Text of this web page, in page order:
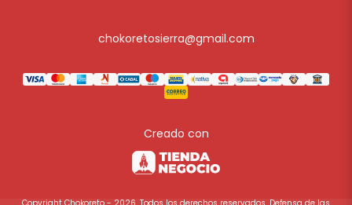
chokoretosierra@gmail.com
Creado con
Copyright Chokoreto - 2026. Todos los derechos reservados. Defensa de las